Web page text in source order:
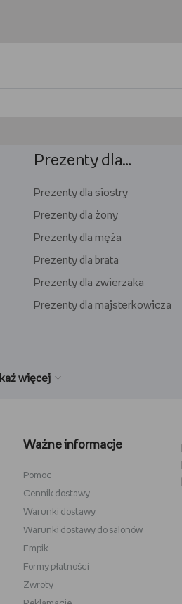
Prezenty dla…
Prezenty dla siostry
Prezenty dla żony
Prezenty dla męża
Prezenty dla brata
Prezenty dla zwierzaka
Prezenty dla majsterkowicza
Star Wars
Władca Pierścieni
Ważne informacje
Pomoc
Cennik dostawy
Warunki dostawy
Warunki dostawy do salonów
Empik
Formy płatności
Zwroty